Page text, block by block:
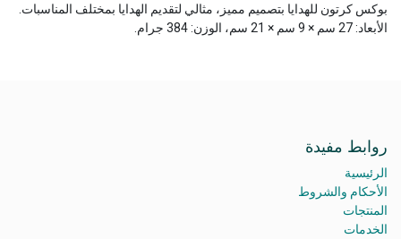
بوكس كرتون للهدايا بتصميم مميز، مثالي لتقديم الهدايا بمختلف المناسبات.
الأبعاد: 27 سم × 9 سم × 21 سم، الوزن: 384 جرام.
روابط مفيدة
الرئيسية
الأحكام والشروط
المنتجات
الخدمات